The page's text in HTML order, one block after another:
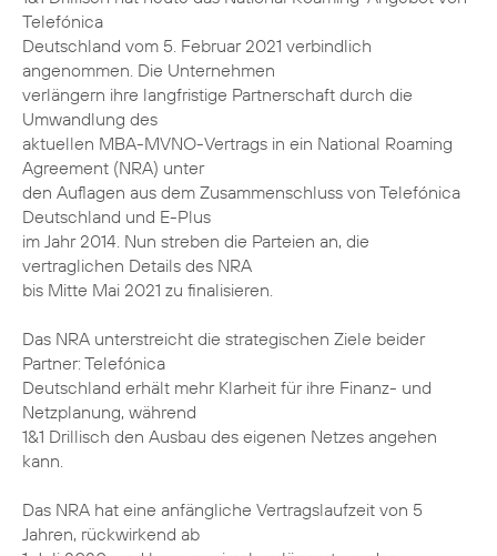
Telefónica
Deutschland vom 5. Februar 2021 verbindlich
angenommen. Die Unternehmen
verlängern ihre langfristige Partnerschaft durch die
Umwandlung des
aktuellen MBA-MVNO-Vertrags in ein National Roaming
Agreement (NRA) unter
den Auflagen aus dem Zusammenschluss von Telefónica
Deutschland und E-Plus
im Jahr 2014. Nun streben die Parteien an, die
vertraglichen Details des NRA
bis Mitte Mai 2021 zu finalisieren.
Das NRA unterstreicht die strategischen Ziele beider
Partner: Telefónica
Deutschland erhält mehr Klarheit für ihre Finanz- und
Netzplanung, während
1&1 Drillisch den Ausbau des eigenen Netzes angehen
kann.
Das NRA hat eine anfängliche Vertragslaufzeit von 5
Jahren, rückwirkend ab